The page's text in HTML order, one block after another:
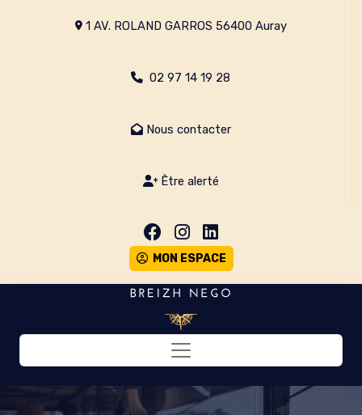
1 AV. ROLAND GARROS 56400 Auray
02 97 14 19 28
Nous contacter
Être alerté
MON ESPACE
Toggle navigation